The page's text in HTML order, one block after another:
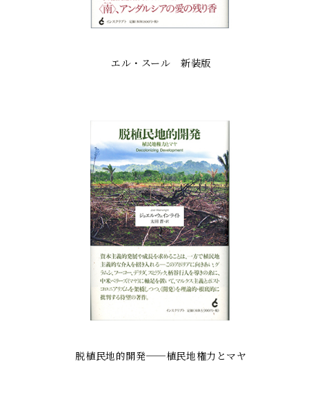
エル・スール 新装版
脱植民地的開発──植民地権力とマヤ